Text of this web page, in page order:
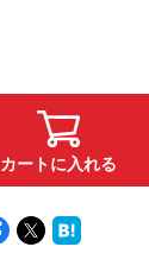
カートに入れる